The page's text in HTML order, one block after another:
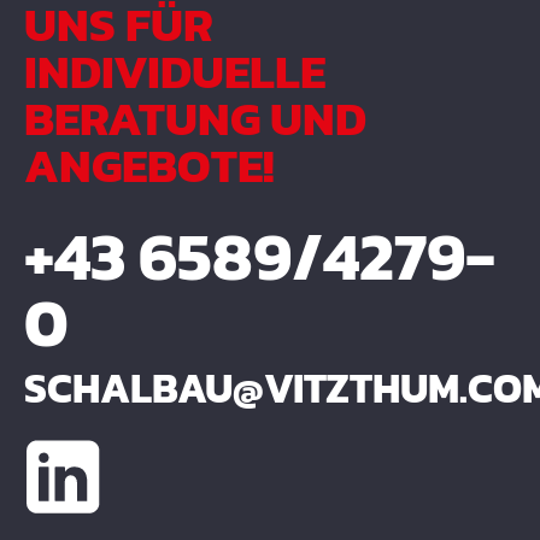
UNS FÜR
INDIVIDUELLE
BERATUNG UND
ANGEBOTE!
+43 6589/4279-
0